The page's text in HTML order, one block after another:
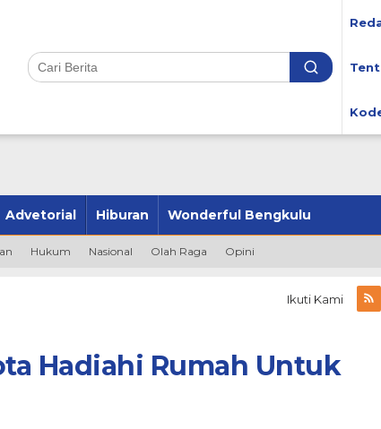
Advetorial Hiburan Wonderful Bengkulu
Hukum Nasional Olah Raga Opini
Ikuti Kami
Hadiahi Rumah Untuk